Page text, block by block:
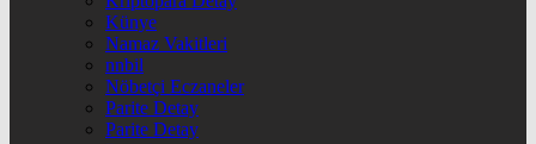
Künye
Namaz Vakitleri
nnbil
Nöbetçi Eczaneler
Parite Detay
Parite Detay